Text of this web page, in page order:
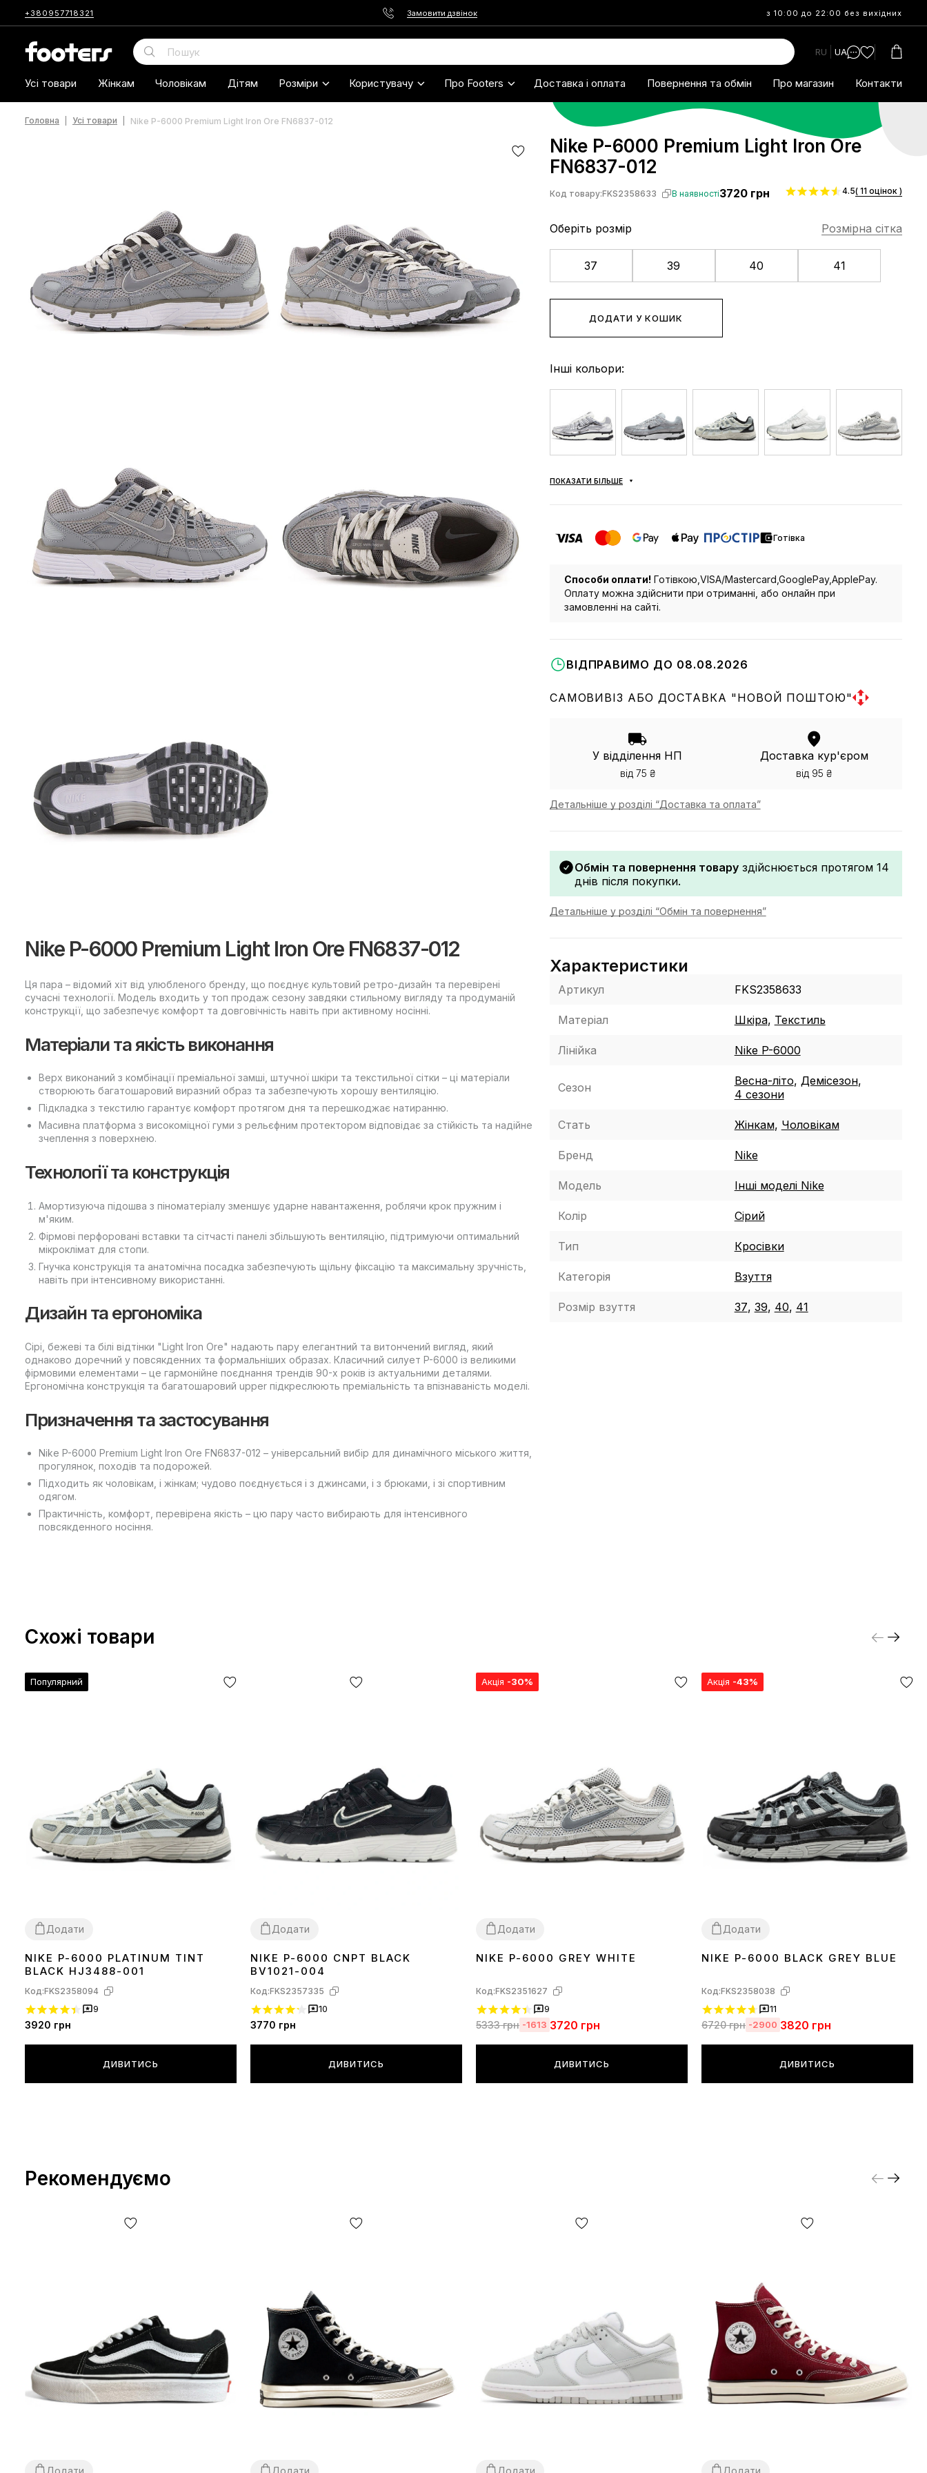
+380957718321 Замовити дзвінок з 10:00 до 22:00 без вихідних
RU UA
Усі товари Жінкам Чоловікам Дітям Розміри Користувачу Про Footers Доставка і оплата Повернення та обмін Про магазин Контакти
Головна Усі товари Nike P-6000 Premium Light Iron Ore FN6837-012
Nike P-6000 Premium Light Iron Ore FN6837-012
Ця пара – відомий хіт від улюбленого бренду, що поєднує культовий ретро-дизайн та перевірені
сучасні технології. Модель входить у топ продаж сезону завдяки стильному вигляду та продуманій
конструкції, що забезпечує комфорт та довговічність навіть при активному носінні.
Матеріали та якість виконання
Верх виконаний з комбінації преміальної замші, штучної шкіри та текстильної сітки – ці матеріали
створюють багатошаровий виразний образ та забезпечують хорошу вентиляцію.
Підкладка з текстилю гарантує комфорт протягом дня та перешкоджає натиранню.
Масивна платформа з високоміцної гуми з рельєфним протектором відповідає за стійкість та надійне
зчеплення з поверхнею.
Технології та конструкція
Амортизуюча підошва з піноматеріалу зменшує ударне навантаження, роблячи крок пружним і
м'яким.
Фірмові перфоровані вставки та сітчасті панелі збільшують вентиляцію, підтримуючи оптимальний
мікроклімат для стопи.
Гнучка конструкція та анатомічна посадка забезпечують щільну фіксацію та максимальну зручність,
навіть при інтенсивному використанні.
Дизайн та ергономіка
Сірі, бежеві та білі відтінки "Light Iron Ore" надають пару елегантний та витончений вигляд, який
однаково доречний у повсякденних та формальніших образах. Класичний силует P-6000 із великими
фірмовими елементами – це гармонійне поєднання трендів 90-х років із актуальними деталями.
Ергономічна конструкція та багатошаровий upper підкреслюють преміальність та впізнаваність моделі.
Призначення та застосування
Nike P-6000 Premium Light Iron Ore FN6837-012 – універсальний вибір для динамічного міського життя,
прогулянок, походів та подорожей.
Підходить як чоловікам, і жінкам; чудово поєднується і з джинсами, і з брюками, і зі спортивним
одягом.
Практичність, комфорт, перевірена якість – цю пару часто вибирають для інтенсивного
повсякденного носіння.
Nike P-6000 Premium Light Iron Ore
FN6837-012
Код товару:FKS2358633 В наявності3720грн 4.5( 11 оцінок )
Оберіть розмір Розмірна сітка
37 39 40 41
ДОДАТИ У КОШИК
Інші кольори:
ПОКАЗАТИ БІЛЬШЕ
Готівка
Способи оплати! Готівкою,VISA/Mastercard,GooglePay,ApplePay.
Оплату можна здійснити при отриманні, або онлайн при
замовленні на сайті.
ВІДПРАВИМО ДО 08.08.2026
САМОВИВІЗ АБО ДОСТАВКА "НОВОЙ ПОШТОЮ"
У відділення НП
від 75 ₴
Доставка кур'єром
від 95 ₴
Детальніше у розділі “Доставка та оплата”
Обмін та повернення товаруздійснюється протягом 14
днів після покупки.
Детальніше у розділі “Обмін та повернення”
Характеристики
Артикул FKS2358633
Матеріал Шкіра, Текстиль
Лінійка Nike P-6000
Сезон Весна-літо, Демісезон,
4 сезони
Стать Жінкам, Чоловікам
Бренд Nike
Модель Інші моделі Nike
Колір Сірий
Тип Кросівки
Категорія Взуття
Розмір взуття 37, 39, 40, 41
Схожі товари
Популярний
Додати
3637 38 3940 41 42 4344 45
NIKE P-6000 PLATINUM TINT
BLACK HJ3488-001
Код:FKS2358094
9
3920 грн
ДИВИТИСЬ
Додати
4041 4344
NIKE P-6000 CNPT BLACK
BV1021-004
Код:FKS2357335
10
3770 грн
ДИВИТИСЬ
Акція -30%
Додати
3637 38 3940 41 4243
NIKE P-6000 GREY WHITE
Код:FKS2351627
9
5333грн -1613 3720 грн
ДИВИТИСЬ
Акція -43%
Додати
3637 38 3940 41 42 434445
NIKE P-6000 BLACK GREY BLUE
Код:FKS2358038
11
6720грн -2900 3820 грн
ДИВИТИСЬ
Рекомендуємо
Додати Додати Додати Додати